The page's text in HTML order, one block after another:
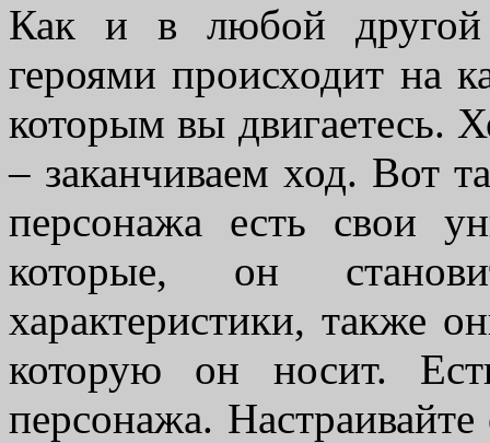
Как и в любой другой
героями происходит на
которым вы двигаетесь.
– заканчиваем ход. Вот
персонажа есть свои
которые, он
характеристики, также
которую он носит.
персонажа.